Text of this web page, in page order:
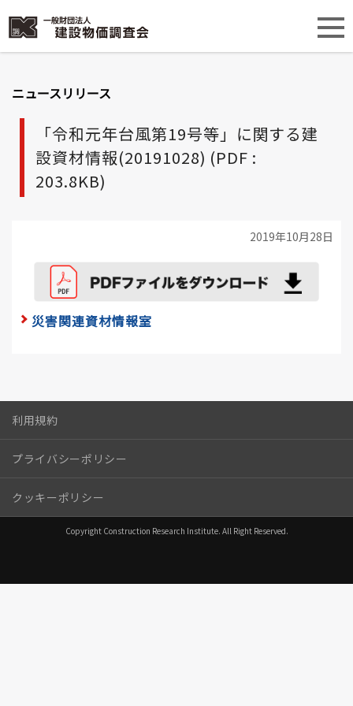
ニュースリリース
「令和元年台風第19号等」に関する建
設資材情報(20191028) (PDF :
203.8KB)
2019年10月28日
災害関連資材情報室
利用規約
プライバシーポリシー
クッキーポリシー
Copyright Construction Research Institute. All Right Reserved.